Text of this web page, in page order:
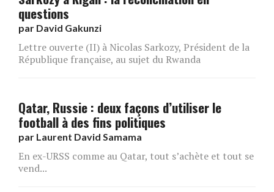
questions
par David Gakunzi
Lettre ouverte (II) à Nicolas Sarkozy, Président de la
République française, au sujet du Rwanda
Qatar, Russie : deux façons d’utiliser le
football à des fins politiques
par Laurent David Samama
En ex-URSS comme au Qatar, tout s’achète et tout se
vend...